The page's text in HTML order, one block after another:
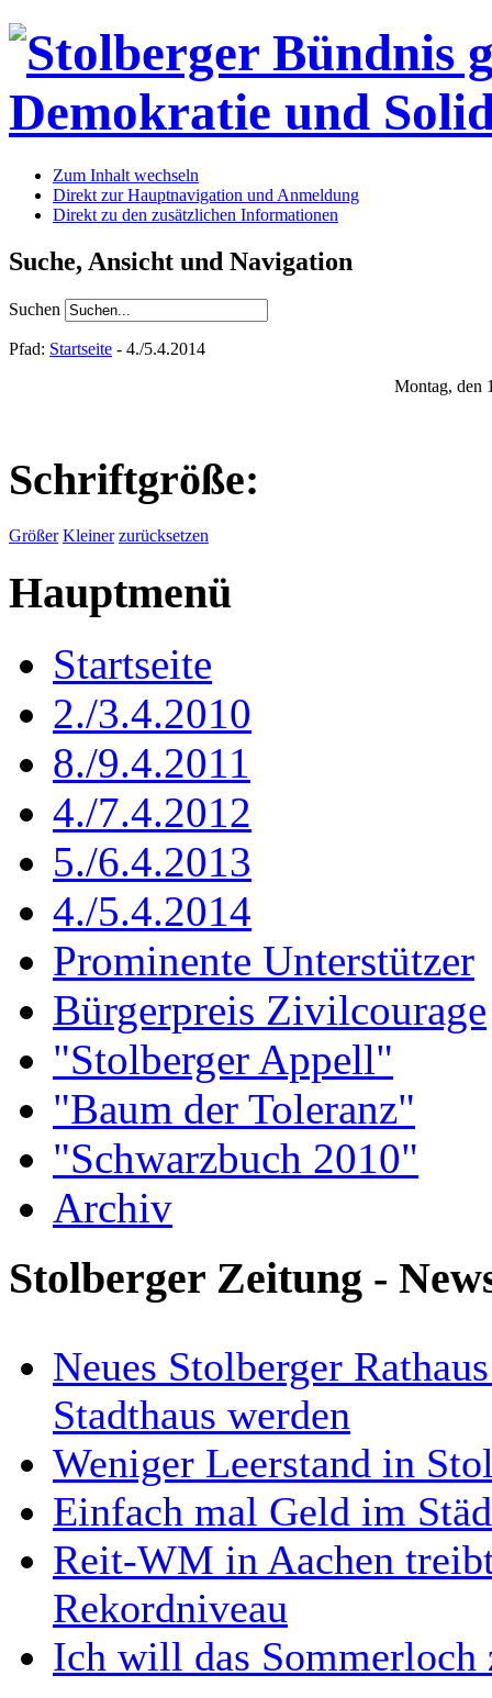
Zum Inhalt wechseln
Direkt zur Hauptnavigation und Anmeldung
Direkt zu den zusätzlichen Informationen
Suche, Ansicht und Navigation
Suchen
Pfad: Startseite - 4./5.4.2014
Montag, den
Schriftgröße:
Größer Kleiner zurücksetzen
Hauptmenü
Startseite
2./3.4.2010
8./9.4.2011
4./7.4.2012
5./6.4.2013
4./5.4.2014
Prominente Unterstützer
Bürgerpreis Zivilcourage
"Stolberger Appell"
"Baum der Toleranz"
"Schwarzbuch 2010"
Archiv
Stolberger Zeitung -
Neues Stolberger
Stadthaus werden
Weniger Leerstand in
Einfach mal Geld im
Reit-WM in Aachen
Rekordniveau
Ich will das Sommerloch